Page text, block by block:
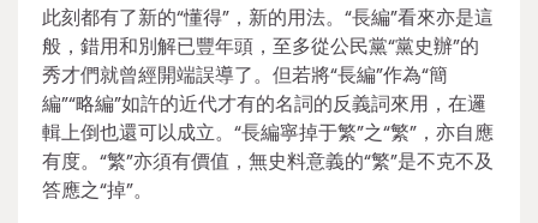
此刻都有了新的“懂得”，新的用法。“長編”看來亦是這
般，錯用和別解已豐年頭，至多從公民黨“黨史辦”的
秀才們就曾經開端誤導了。但若將“長編”作為“簡
編”“略編”如許的近代才有的名詞的反義詞來用，在邏
輯上倒也還可以成立。“長編寧掉于繁”之“繁”，亦自應
有度。“繁”亦須有價值，無史料意義的“繁”是不克不及
答應之“掉”。